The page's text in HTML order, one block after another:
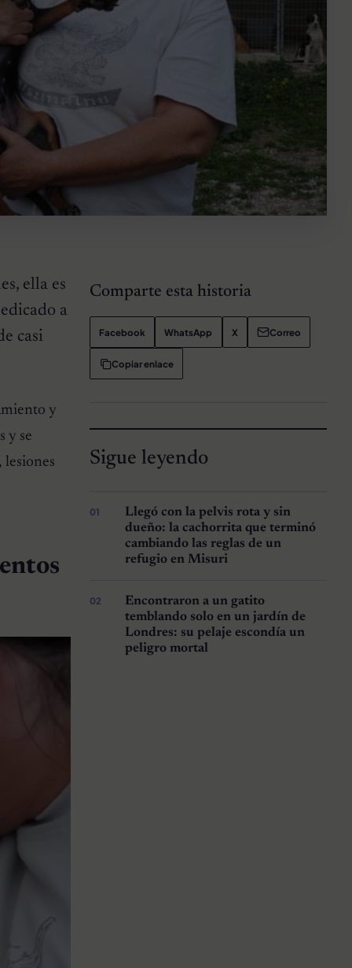
ella es
a
casi
y
y se
lesiones
Comparte esta historia
Facebook WhatsApp X Correo
Copiar enlace
Sigue leyendo
Llegó con la pelvis rota y sin
dueño: la cachorrita que terminó
cambiando las reglas de un
refugio en Misuri
Encontraron a un gatito
temblando solo en un jardín de
Londres: su pelaje escondía un
peligro mortal